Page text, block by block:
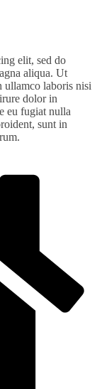
elit, sed do
aliqua. Ut
ullamco laboris nisi
dolor in
eu fugiat nulla
sunt in